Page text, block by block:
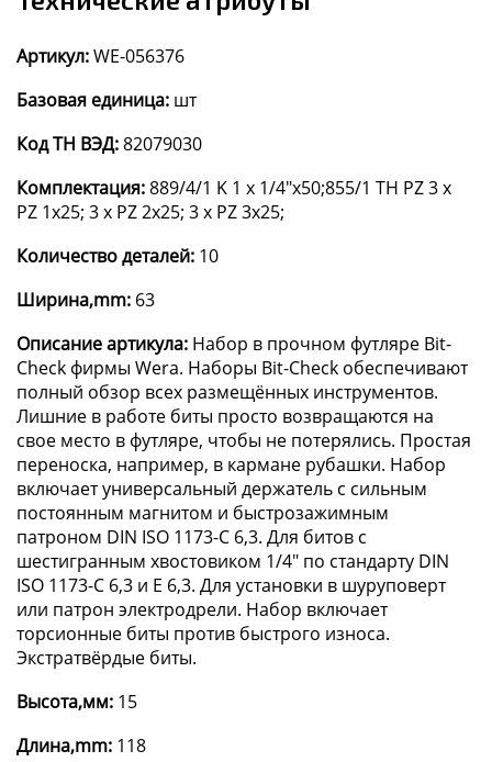
Артикул:WE-056376
Базовая единица: шт
Код ТН ВЭД:82079030
Комплектация:889/4/1 K 1 x 1/4"x50;855/1 TH PZ 3 x
PZ 1x25; 3 x PZ 2x25; 3 x PZ 3x25;
Количество деталей: 10
Ширина,mm: 63
Описание артикула: Набор в прочном футляре Bit-
Check фирмы Wera. Наборы Bit-Check обеспечивают
полный обзор всех размещённых инструментов.
Лишние в работе биты просто возвращаются на
свое место в футляре, чтобы не потерялись. Простая
переноска, например, в кармане рубашки. Набор
включает универсальный держатель с сильным
постоянным магнитом и быстрозажимным
патроном DIN ISO 1173-C 6,3. Для битов с
шестигранным хвостовиком 1/4" по стандарту DIN
ISO 1173-C 6,3 и E 6,3. Для установки в шуруповерт
или патрон электродрели. Набор включает
торсионные биты против быстрого износа.
Экстратвёрдые биты.
Высота,мм: 15
Длина,mm: 118